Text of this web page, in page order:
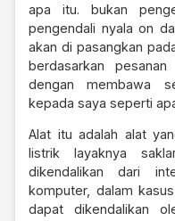
apa itu. bukan
pengendali nyala on
akan di pasangkan
berdasarkan
dengan membawa
kepada saya seperti
Alat itu adalah alat
listrik layaknya
dikendalikan dari
komputer, dalam
dapat dikendalikan